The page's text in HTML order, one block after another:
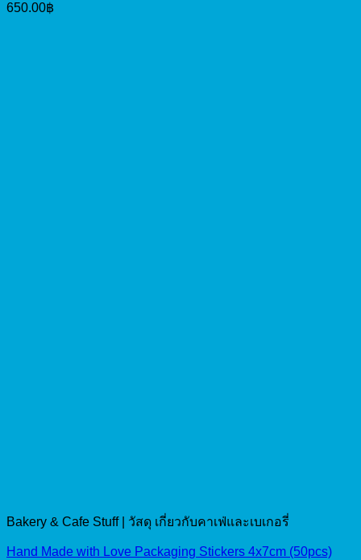
650.00฿
Bakery & Cafe Stuff | วัสดุ เกี่ยวกับคาเฟ่และเบเกอรี่
Hand Made with Love Packaging Stickers 4x7cm (50pcs)